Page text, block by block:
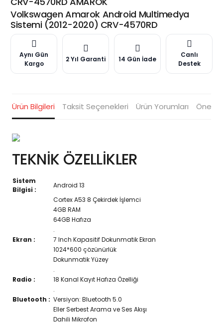
Volkswagen Amarok Android Multimedya
Sistemi (2012-2020) CRV-4570RD
Aynı Gün
Kargo
2 Yıl Garanti 14 Gün İade
Canlı
Destek
Ürün Bilgileri Taksit Seçenekleri Ürün Yorumları
TEKNİK ÖZELLİKLER
Sistem
Bilgisi :
Android 13
Cortex A53 8 Çekirdek İşlemci
4GB RAM
64GB Hafıza
.
Ekran :
7 Inch Kapasitif Dokunmatik Ekran
1024*600 çözünürlük
Dokunmatik Yüzey
.
Radio :
18 Kanal Kayıt Hafıza Özelliği
.
Bluetooth : Versiyon: Bluetooth 5.0
Eller Serbest Arama ve Ses Akışı
Dahili Mikrofon